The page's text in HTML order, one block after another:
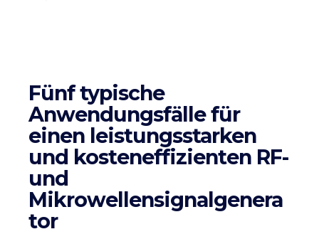
Fünf typische
Anwendungsfälle für
einen leistungsstarken
und kosteneffizienten RF-
und
Mikrowellensignalgenera
tor